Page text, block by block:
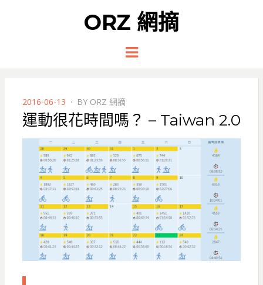
ORZ 網摘
Menu
POSTED
ON
2016-06-13 BY ORZ 網摘
運動很花時間嗎？ – Taiwan 2.0